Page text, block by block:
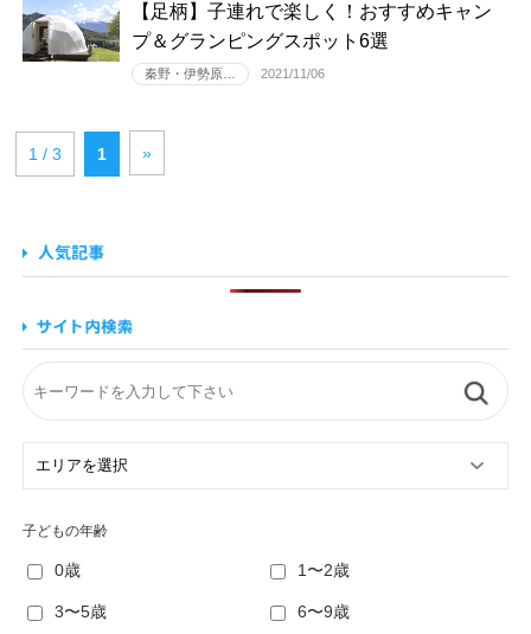
【足柄】子連れで楽しく！おすすめキャン
プ＆グランピングスポット6選
秦野・伊勢原… 2021/11/06
1 / 3 1 »
子どもの年齢
0歳 1〜2歳
3〜5歳 6〜9歳